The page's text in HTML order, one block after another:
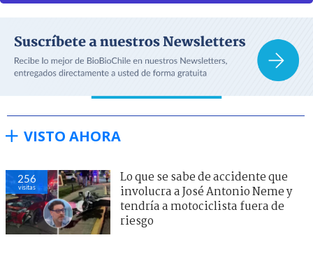
VISTO AHORA
256
visitas
Lo que se sabe de accidente que
involucra a José Antonio Neme y
tendría a motociclista fuera de
riesgo